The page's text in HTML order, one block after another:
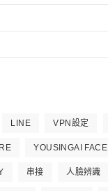
LINE VPN設定
YOUSINGAI FACE
串接 人臉辨識